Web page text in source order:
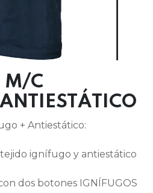
M/C
+ Antiestático:
ignífugo y antiestático
dos botones IGNÍFUGOS